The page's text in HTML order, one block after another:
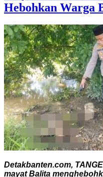
Hebohkan Warga
Detakbanten.com,
mayat Balita